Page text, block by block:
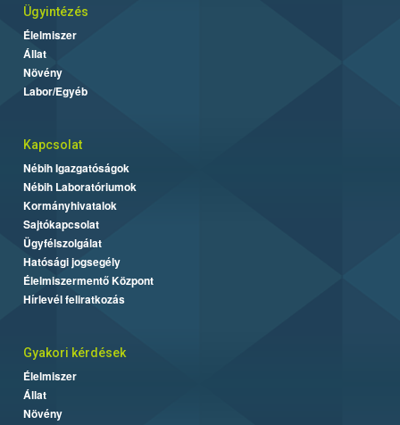
Ügyintézés
Élelmiszer
Állat
Növény
Labor/Egyéb
Kapcsolat
Nébih Igazgatóságok
Nébih Laboratóriumok
Kormányhivatalok
Sajtókapcsolat
Ügyfélszolgálat
Hatósági jogsegély
Élelmiszermentő Központ
Hírlevél feliratkozás
Gyakori kérdések
Élelmiszer
Állat
Növény